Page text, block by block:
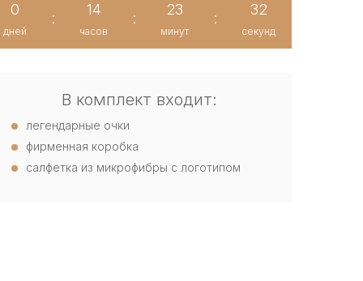
0
дней
:
14
часов
:
23
минут
:
31
секунд
В комплект входит:
легендарные очки
фирменная коробка
салфетка из микрофибры с логотипом